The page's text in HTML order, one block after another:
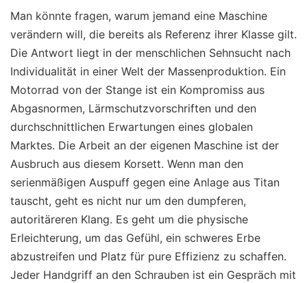
Man könnte fragen, warum jemand eine Maschine
verändern will, die bereits als Referenz ihrer Klasse gilt.
Die Antwort liegt in der menschlichen Sehnsucht nach
Individualität in einer Welt der Massenproduktion. Ein
Motorrad von der Stange ist ein Kompromiss aus
Abgasnormen, Lärmschutzvorschriften und den
durchschnittlichen Erwartungen eines globalen
Marktes. Die Arbeit an der eigenen Maschine ist der
Ausbruch aus diesem Korsett. Wenn man den
serienmäßigen Auspuff gegen eine Anlage aus Titan
tauscht, geht es nicht nur um den dumpferen,
autoritäreren Klang. Es geht um die physische
Erleichterung, um das Gefühl, ein schweres Erbe
abzustreifen und Platz für pure Effizienz zu schaffen.
Jeder Handgriff an den Schrauben ist ein Gespräch mit